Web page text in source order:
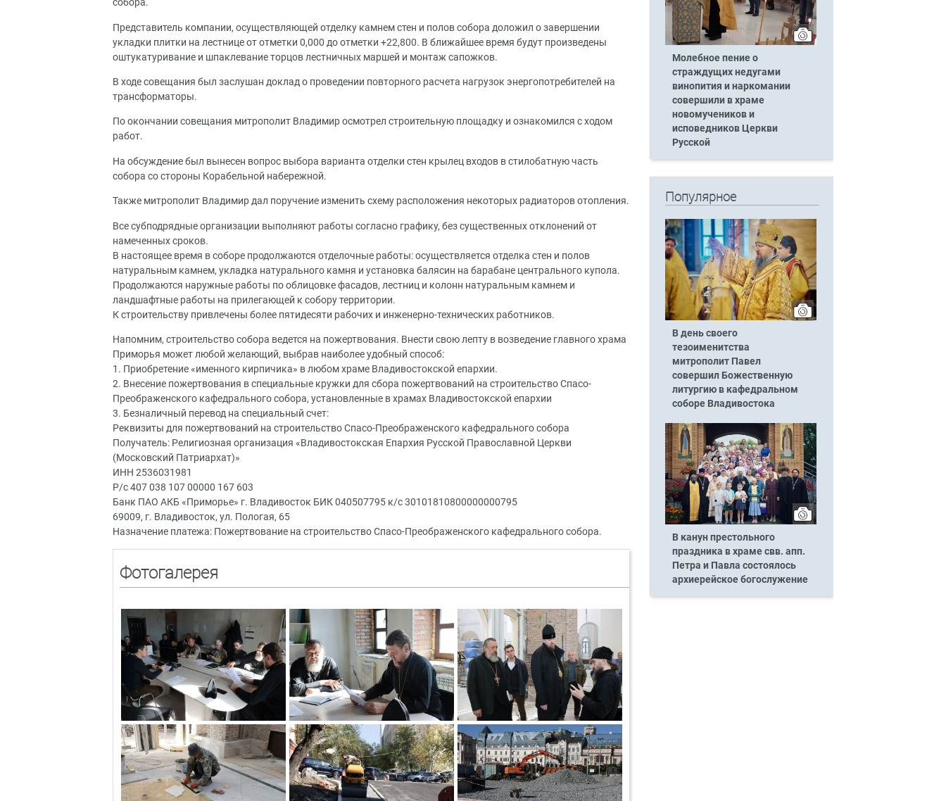
собора.
Представитель компании, осуществляющей отделку камнем стен и полов собора доложил о завершении
укладки плитки на лестнице от отметки 0,000 до отметки +22,800. В ближайшее время будут произведены
оштукатуривание и шпаклевание торцов лестничных маршей и монтаж сапожков.
В ходе совещания был заслушан доклад о проведении повторного расчета нагрузок энергопотребителей на
трансформаторы.
По окончании совещания митрополит Владимир осмотрел строительную площадку и ознакомился с ходом
работ.
На обсуждение был вынесен вопрос выбора варианта отделки стен крылец входов в стилобатную часть
собора со стороны Корабельной набережной.
Также митрополит Владимир дал поручение изменить схему расположения некоторых радиаторов отопления.
Все субподрядные организации выполняют работы согласно графику, без существенных отклонений от
намеченных сроков.
В настоящее время в соборе продолжаются отделочные работы: осуществляется отделка стен и полов
натуральным камнем, укладка натурального камня и установка балясин на барабане центрального купола.
Продолжаются наружные работы по облицовке фасадов, лестниц и колонн натуральным камнем и
ландшафтные работы на прилегающей к собору территории.
К строительству привлечены более пятидесяти рабочих и инженерно-технических работников.
Напомним, строительство собора ведется на пожертвования. Внести свою лепту в возведение главного храма
Приморья может любой желающий, выбрав наиболее удобный способ:
1. Приобретение «именного кирпичика» в любом храме Владивостокской епархии.
2. Внесение пожертвования в специальные кружки для сбора пожертвований на строительство Спасо-
Преображенского кафедрального собора, установленные в храмах Владивостокской епархии
3. Безналичный перевод на специальный счет:
Реквизиты для пожертвований на строительство Спасо-Преображенского кафедрального собора
Получатель: Религиозная организация «Владивостокская Епархия Русской Православной Церкви
(Московский Патриархат)»
ИНН 2536031981
Р/с 407 038 107 00000 167 603
Банк ПАО АКБ «Приморье» г. Владивосток БИК 040507795 к/с 30101810800000000795
69009, г. Владивосток, ул. Пологая, 65
Назначение платежа: Пожертвование на строительство Спасо-Преображенского кафедрального собора.
Фотогалерея
Молебное пение о
страждущих недугами
винопития и наркомании
совершили в храме
новомучеников и
исповедников Церкви
Русской
Популярное
В день своего
тезоименитства
митрополит Павел
совершил Божественную
литургию в кафедральном
соборе Владивостока
В канун престольного
праздника в храме свв. апп.
Петра и Павла состоялось
архиерейское богослужение